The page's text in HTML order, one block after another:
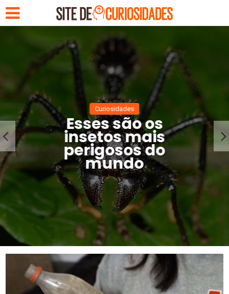
Curiosidades
Esses são os
insetos mais
perigosos do
mundo